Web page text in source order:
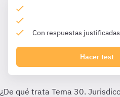
Con respuestas justificadas
Hacer test